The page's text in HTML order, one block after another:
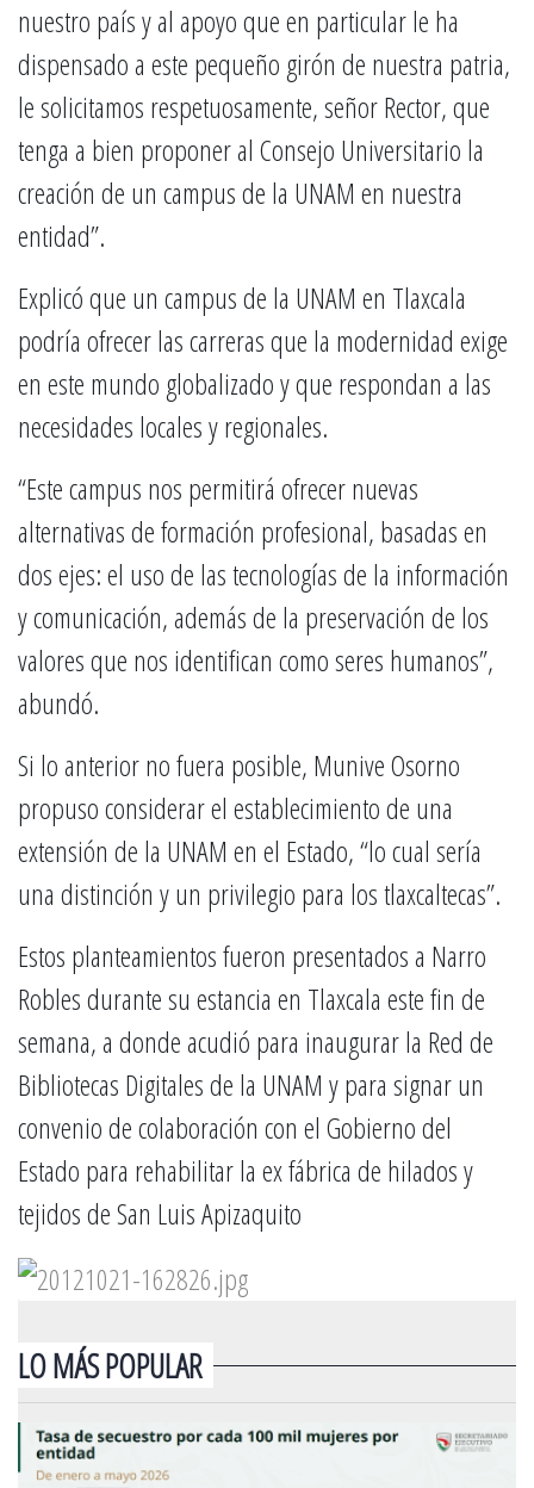
nuestro país y al apoyo que en particular le ha
dispensado a este pequeño girón de nuestra patria,
le solicitamos respetuosamente, señor Rector, que
tenga a bien proponer al Consejo Universitario la
creación de un campus de la UNAM en nuestra
entidad”.
Explicó que un campus de la UNAM en Tlaxcala
podría ofrecer las carreras que la modernidad exige
en este mundo globalizado y que respondan a las
necesidades locales y regionales.
“Este campus nos permitirá ofrecer nuevas
alternativas de formación profesional, basadas en
dos ejes: el uso de las tecnologías de la información
y comunicación, además de la preservación de los
valores que nos identifican como seres humanos”,
abundó.
Si lo anterior no fuera posible, Munive Osorno
propuso considerar el establecimiento de una
extensión de la UNAM en el Estado, “lo cual sería
una distinción y un privilegio para los tlaxcaltecas”.
Estos planteamientos fueron presentados a Narro
Robles durante su estancia en Tlaxcala este fin de
semana, a donde acudió para inaugurar la Red de
Bibliotecas Digitales de la UNAM y para signar un
convenio de colaboración con el Gobierno del
Estado para rehabilitar la ex fábrica de hilados y
tejidos de San Luis Apizaquito
LO MÁS POPULAR